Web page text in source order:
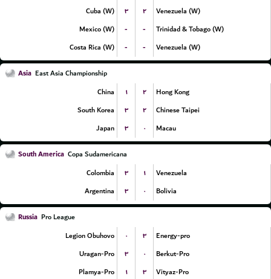
Cuba (W)
۳ ۲
Venezuela (W)
Mexico (W)
- -
Trinidad & Tobago (W)
Costa Rica (W)
- - Venezuela (W)
Asia East Asia Championship
China
۱ ۲
Hong Kong
South Korea
۳ ۲
Chinese Taipei
Japan
۳ ۰ Macau
South America Copa Sudamericana
Colombia
۳ ۱
Venezuela
Argentina
۳ ۰ Bolivia
Russia Pro League
Legion Obuhovo
۰ ۳
Energy-pro
Uragan-Pro
۳ ۰
Berkut-Pro
Plamya-Pro
۱ ۳
Vityaz-Pro